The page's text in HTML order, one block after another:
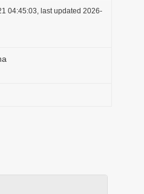
o04:45:03, last updated 2026-